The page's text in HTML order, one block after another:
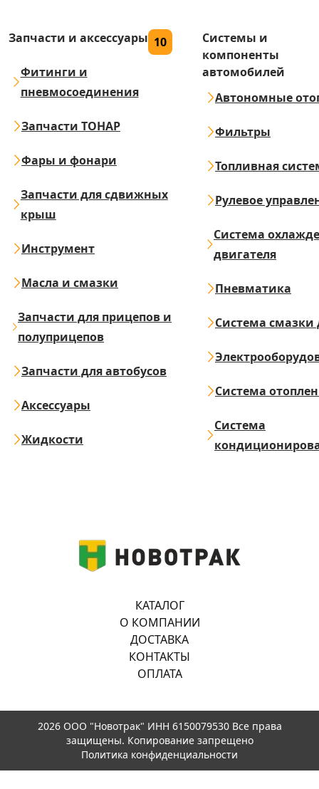
Запчасти и аксессуары 10
Фитинги и
пневмосоединения
Запчасти ТОНАР
Фары и фонари
Запчасти для сдвижных
крыш
Инструмент
Масла и смазки
Запчасти для прицепов и
полуприцепов
Запчасти для автобусов
Аксессуары
Жидкости
Системы и
компоненты
автомобилей
Автономные
Фильтры
Топливная
Рулевое
Система
двигателя
Пневматика
Система смазки
Система
Система
КАТАЛОГ
О КОМПАНИИ
ДОСТАВКА
КОНТАКТЫ
ОПЛАТА
2026 ООО "Новотрак" ИНН 6150079530 Все права
защищены. Копирование запрещено
Политика конфиденциальности